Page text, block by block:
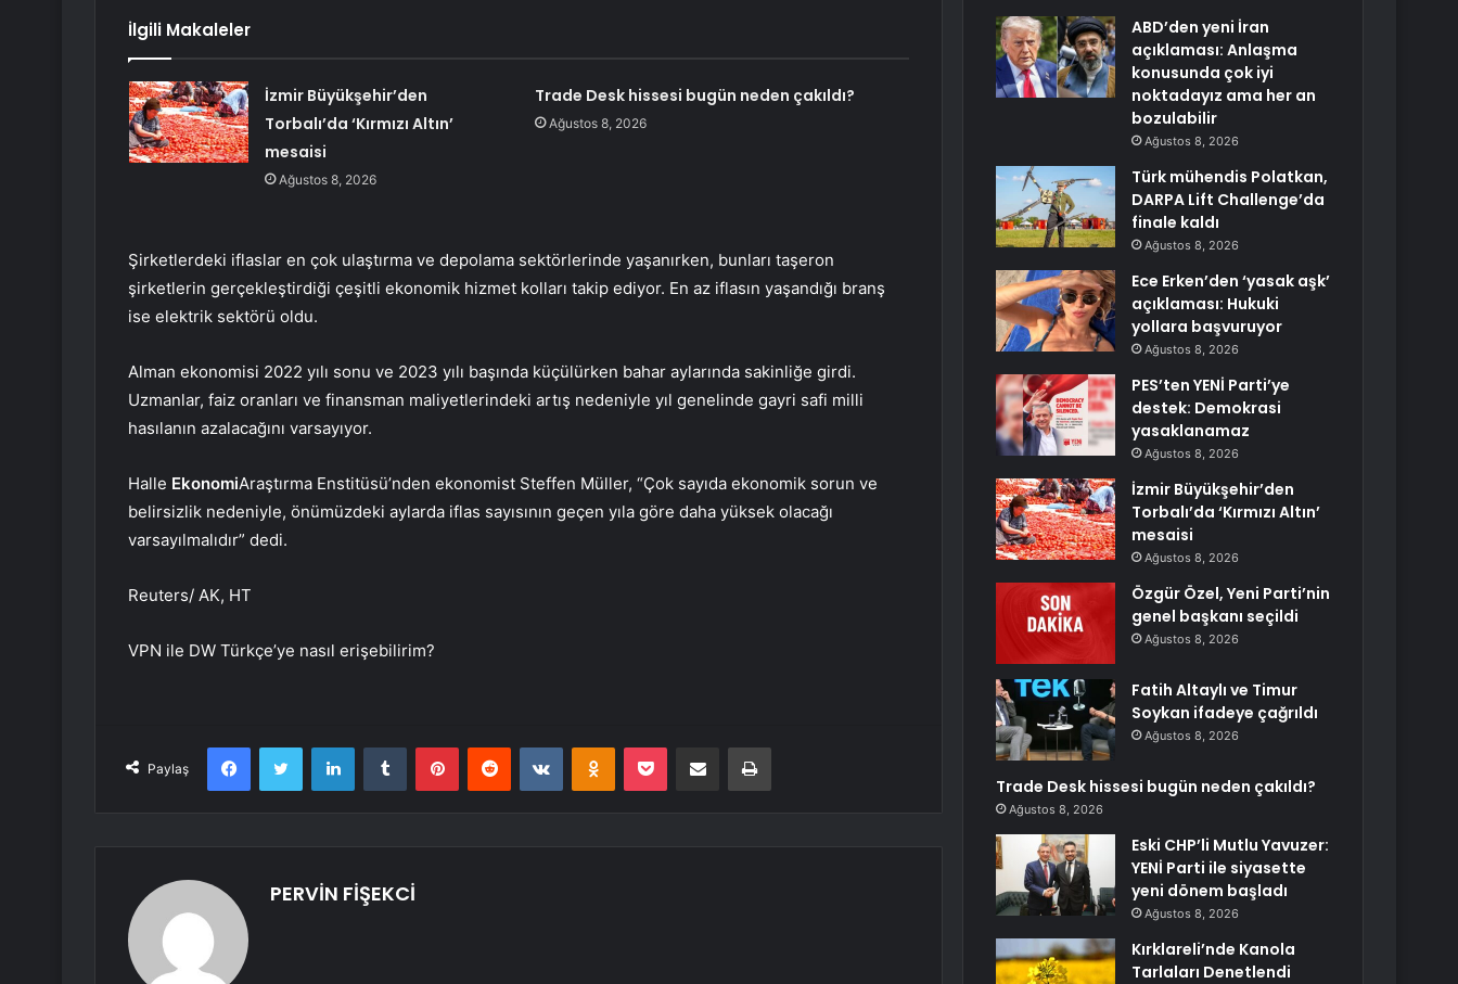
İlgili Makaleler
İzmir Büyükşehir’den
Torbalı’da ‘Kırmızı Altın’
mesaisi
Ağustos 8, 2026
Trade Desk hissesi bugün neden çakıldı?
Ağustos 8, 2026
Şirketlerdeki iflaslar en çok ulaştırma ve depolama sektörlerinde yaşanırken, bunları taşeron
şirketlerin gerçekleştirdiği çeşitli ekonomik hizmet kolları takip ediyor. En az iflasın yaşandığı branş
ise elektrik sektörü oldu.
Alman ekonomisi 2022 yılı sonu ve 2023 yılı başında küçülürken bahar aylarında sakinliğe girdi.
Uzmanlar, faiz oranları ve finansman maliyetlerindeki artış nedeniyle yıl genelinde gayri safi milli
hasılanın azalacağını varsayıyor.
Halle EkonomiAraştırma Enstitüsü’nden ekonomist Steffen Müller, “Çok sayıda ekonomik sorun ve
belirsizlik nedeniyle, önümüzdeki aylarda iflas sayısının geçen yıla göre daha yüksek olacağı
varsayılmalıdır” dedi.
Reuters/ AK, HT
VPN ile DW Türkçe’ye nasıl erişebilirim?
Paylaş
FacebookTwitter LinkedInTumblr PinterestReddit VKontakteOdnoklassniki
Pocket E-Posta ile paylaş Yazdır
PERVİN FİŞEKCİ
ABD’den yeni İran
açıklaması: Anlaşma
konusunda çok iyi
noktadayız ama her an
bozulabilir
Ağustos 8, 2026
Türk mühendis Polatkan,
DARPA Lift Challenge’da
finale kaldı
Ağustos 8, 2026
Ece Erken’den ‘yasak aşk’
açıklaması: Hukuki
yollara başvuruyor
Ağustos 8, 2026
PES’ten YENİ Parti’ye
destek: Demokrasi
yasaklanamaz
Ağustos 8, 2026
İzmir Büyükşehir’den
Torbalı’da ‘Kırmızı Altın’
mesaisi
Ağustos 8, 2026
Özgür Özel, Yeni Parti’nin
genel başkanı seçildi
Ağustos 8, 2026
Fatih Altaylı ve Timur
Soykan ifadeye çağrıldı
Ağustos 8, 2026
Trade Desk hissesi bugün neden çakıldı?
Ağustos 8, 2026
Eski CHP’li Mutlu Yavuzer:
YENİ Parti ile siyasette
yeni dönem başladı
Ağustos 8, 2026
Kırklareli’nde Kanola
Tarlaları Denetlendi